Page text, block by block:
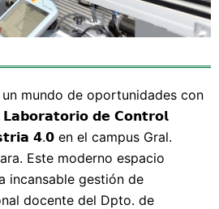
mundo de oportunidades con
𝗱𝗲 𝗖𝗼𝗻𝘁𝗿𝗼𝗹
𝟰.𝟬 en el campus Gral.
Este moderno espacio
incansable gestión de
docente del Dpto. de